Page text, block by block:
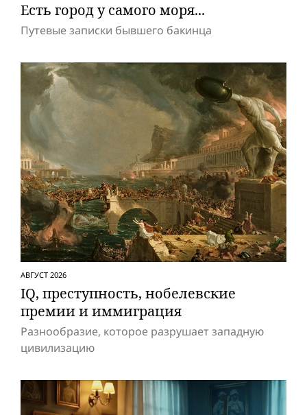
Есть город у самого моря...
Путевые записки бывшего бакинца
АВГУСТ 2026
IQ, преступность, нобелевские
премии и иммиграция
Разнообразие, которое разрушает западную
цивилизацию